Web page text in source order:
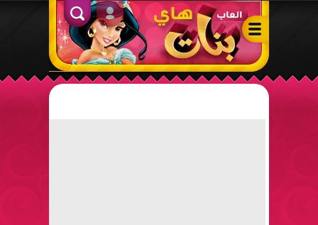
ألعاب بنات هاي – أفضل ألعاب تلبيس، مكياج، طبخ وأنشطة ممتعة
الدخول